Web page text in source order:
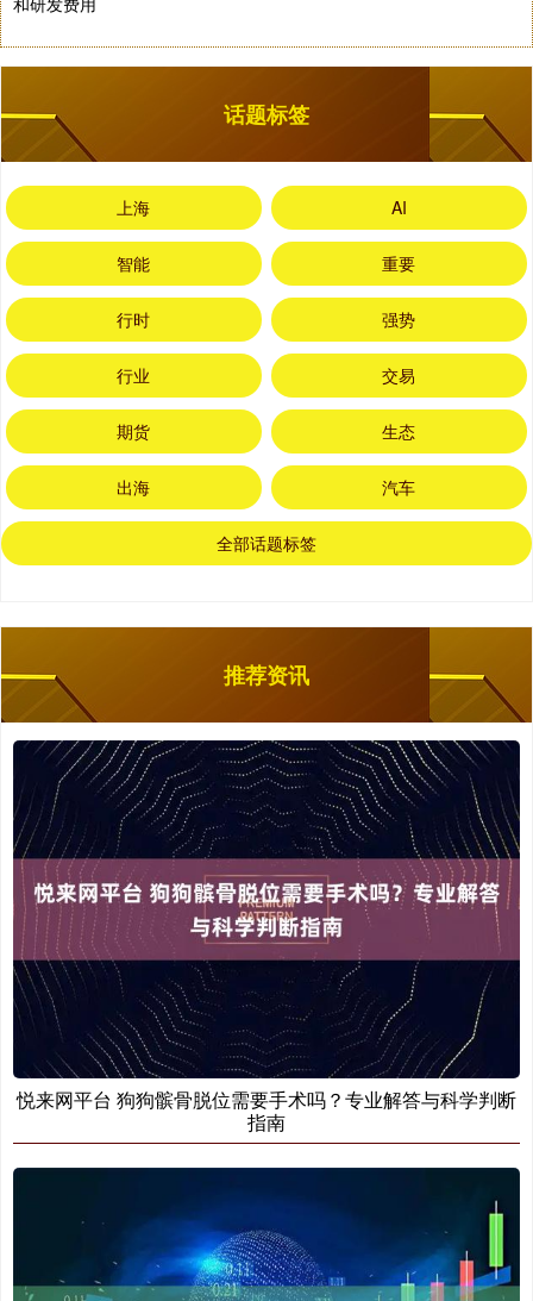
话题标签
上海 AI
智能 重要
行时 强势
行业 交易
期货 生态
出海 汽车
全部话题标签
推荐资讯
悦来网平台 狗狗髌骨脱位需要手术吗？专业解答与科学判断
指南